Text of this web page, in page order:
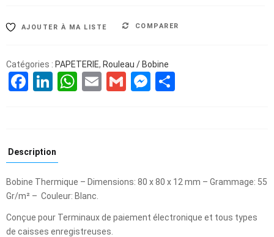
AJOUTER À MA LISTE COMPARER
Catégories : PAPETERIE, Rouleau / Bobine
Facebook
LinkedIn
WhatsApp
EmailGmailMessenger
Description
Bobine Thermique – Dimensions: 80 x 80 x 12 mm – Grammage: 55
Gr/m² – Couleur: Blanc.
Conçue pour Terminaux de paiement électronique et tous types
de caisses enregistreuses.